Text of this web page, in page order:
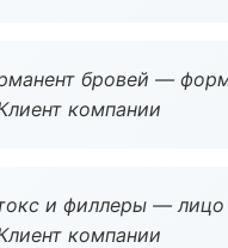
бровей —
компании
и филлеры — лицо
компании